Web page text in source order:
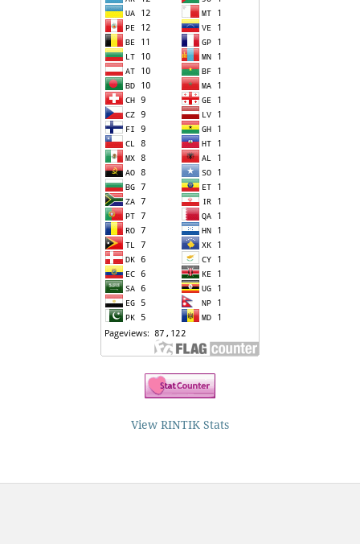
View RINTIK Stats